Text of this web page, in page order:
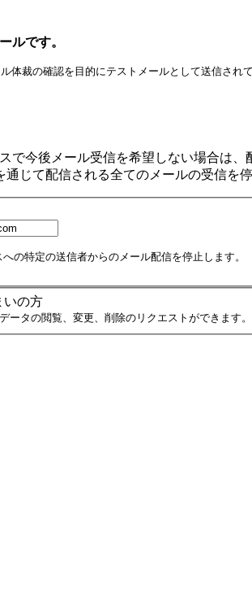
ルです。
体裁の確認を目的にテストメールとして送信され
で今後メール受信を希望しない場合は
通じて配信される全てのメールの受信を
の特定の送信者からのメール配信を停止します。
いの方
ータの閲覧、変更、削除のリクエストができます